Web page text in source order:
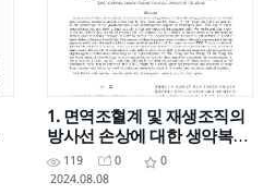
1. 면역조혈계 및 재생조직의
방사선 손상에 대한 생약복합
물(HIM - I)의 방호 효과
119 0
0
2024.08.08